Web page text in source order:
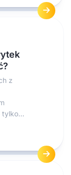
z
tylko...